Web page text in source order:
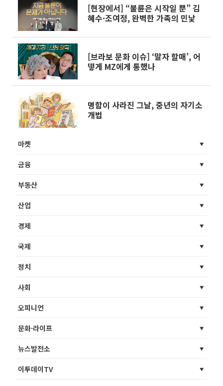
[현장에서] “불륜은 시작일 뿐” 김
혜수·조여정, 완벽한 가족의 민낯
[브라보 문화 이슈] ‘말자 할매’, 어
떻게 MZ에게 통했나
명함이 사라진 그날, 중년의 자기소
개법
마켓
금융
부동산
산업
경제
국제
정치
사회
오피니언
문화·라이프
뉴스발전소
이투데이TV